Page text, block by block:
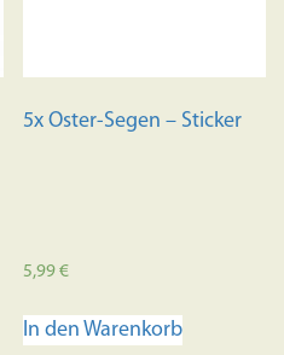
5x Oster-Segen – Sticker
5,99€
In den Warenkorb